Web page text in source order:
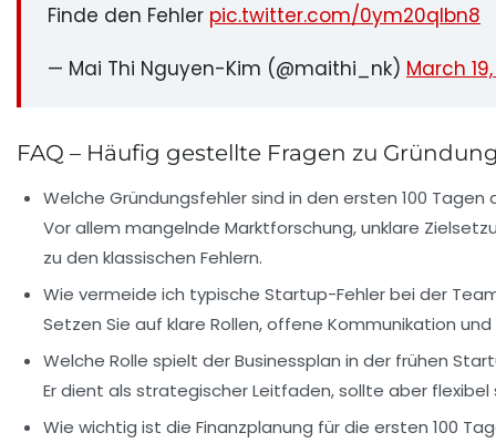
Finde den Fehler pic.twitter.com/0ym20qIbn8
— Mai Thi Nguyen-Kim (@maithi_nk) March
FAQ – Häufig gestellte Fragen zu
Welche Gründungsfehler sind in den ersten 100
Vor allem mangelnde Marktforschung, unklare
zu den klassischen Fehlern.
Wie vermeide ich typische Startup-Fehler bei der
Setzen Sie auf klare Rollen, offene Kommunikation
Welche Rolle spielt der Businessplan in der frühen
Er dient als strategischer Leitfaden, sollte aber
Wie wichtig ist die Finanzplanung für die ersten 100